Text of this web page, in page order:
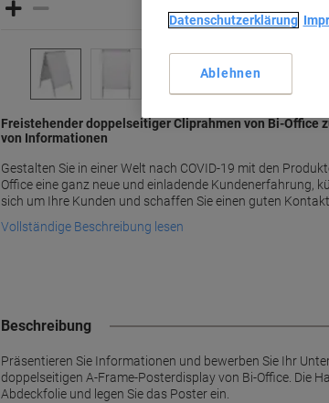
Freistehender doppelseitiger Cliprahmen von Bi-Office
von Informationen
Gestalten Sie in einer Welt nach COVID-19 mit den
Office eine ganz neue und einladende Kundenerfahrung,
sich um Ihre Kunden und schaffen Sie einen guten Kontakt
Vollständige Beschreibung lesen
Beschreibung
Präsentieren Sie Informationen und bewerben Sie Ihr
doppelseitigen A-Frame-Posterdisplay von Bi-Office. Die
Abdeckfolie und legen Sie das Poster ein.
Datenschutzerklärung
Ablehnen